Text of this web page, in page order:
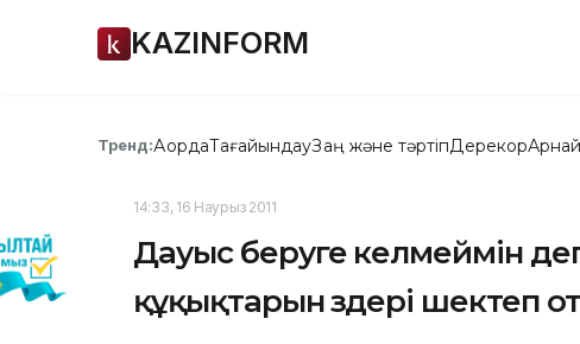
KAZINFORM
Тренд:АқордаТағайындауЗаң және тәртіпДерекқор
14:33, 16 Наурыз 2011
Дауыс беруге келмеймін
құқықтарын өздері шектеп